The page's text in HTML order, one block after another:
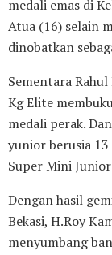
medali emas di
Atua (16) selain
dinobatkan
Sementara
Kg Elite
medali perak.
yunior berusia
Super Mini Junior
Dengan hasil
Bekasi, H.Roy
menyumbang